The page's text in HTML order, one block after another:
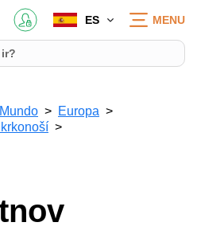
ES MENU
Mundo
Europa